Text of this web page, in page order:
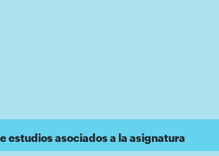
estudios asociados a la asignatura